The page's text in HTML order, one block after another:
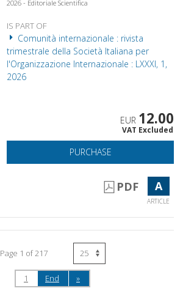
2026 - Editoriale Scientifica
IS PART OF
Comunità internazionale : rivista
trimestrale della Società Italiana per
l'Organizzazione Internazionale : LXXXI, 1,
2026
EUR 12.00
VAT Excluded
PURCHASE
PDF A
ARTICLE
Page 1 of 217
1 End »